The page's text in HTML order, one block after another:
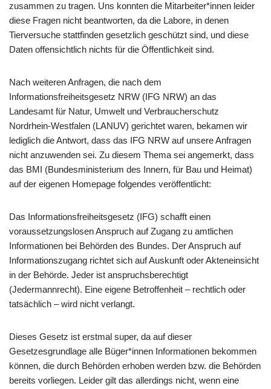
zusammen zu tragen. Uns konnten die Mitarbeiter*innen leider
diese Fragen nicht beantworten, da die Labore, in denen
Tierversuche stattfinden gesetzlich geschützt sind, und diese
Daten offensichtlich nichts für die Öffentlichkeit sind.
Nach weiteren Anfragen, die nach dem
Informationsfreiheitsgesetz NRW (IFG NRW) an das
Landesamt für Natur, Umwelt und Verbraucherschutz
Nordrhein-Westfalen (LANUV) gerichtet waren, bekamen wir
lediglich die Antwort, dass das IFG NRW auf unsere Anfragen
nicht anzuwenden sei. Zu diesem Thema sei angemerkt, dass
das BMI (Bundesministerium des Innern, für Bau und Heimat)
auf der eigenen Homepage folgendes veröffentlicht:
Das Informationsfreiheitsgesetz (IFG) schafft einen
voraussetzungslosen Anspruch auf Zugang zu amtlichen
Informationen bei Behörden des Bundes. Der Anspruch auf
Informationszugang richtet sich auf Auskunft oder Akteneinsicht
in der Behörde. Jeder ist anspruchsberechtigt
(Jedermannrecht). Eine eigene Betroffenheit – rechtlich oder
tatsächlich – wird nicht verlangt.
Dieses Gesetz ist erstmal super, da auf dieser
Gesetzesgrundlage alle Büger*innen Informationen bekommen
können, die durch Behörden erhoben werden bzw. die Behörden
bereits vorliegen. Leider gilt das allerdings nicht, wenn eine